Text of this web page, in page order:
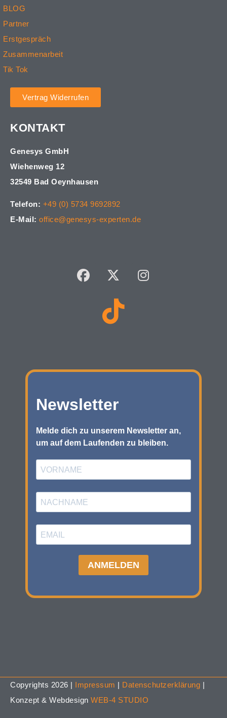
BLOG
Partner
Erstgespräch
Zusammenarbeit
Tik Tok
Vertrag Widerrufen
KONTAKT
Genesys GmbH
Wiehenweg 12
32549 Bad Oeynhausen
Telefon: +49 (0) 5734 9692892
E-Mail: office@genesys-experten.de
Copyrights 2026 | Impressum | Datenschutzerklärung |
Konzept & Webdesign WEB-4 STUDIO